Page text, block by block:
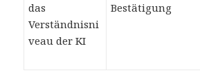
das
Verständnisni
veau der KI
Bestätigung